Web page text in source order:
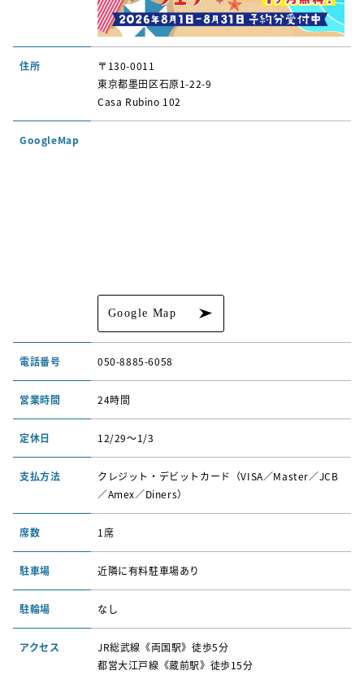
住所
〒130-0011
東京都墨田区石原1-22-9
Casa Rubino 102
GoogleMap
Google Map
電話番号 050-8885-6058
営業時間 24時間
定休日 12/29〜1/3
支払方法
クレジット・デビットカード（VISA／Master／JCB
／Amex／Diners）
席数 1席
駐車場 近隣に有料駐車場あり
駐輪場 なし
アクセス
JR総武線《両国駅》徒歩5分
都営大江戸線《蔵前駅》徒歩15分